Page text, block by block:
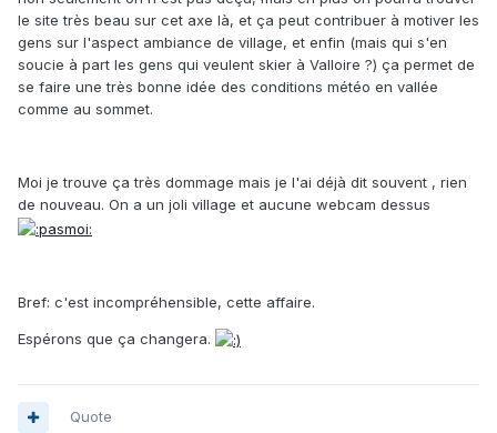
le site très beau sur cet axe là, et ça peut contribuer à motiver les
gens sur l'aspect ambiance de village, et enfin (mais qui s'en
soucie à part les gens qui veulent skier à Valloire ?) ça permet de
se faire une très bonne idée des conditions météo en vallée
comme au sommet.
Moi je trouve ça très dommage mais je l'ai déjà dit souvent , rien
de nouveau. On a un joli village et aucune webcam dessus
Bref: c'est incompréhensible, cette affaire.
Espérons que ça changera.
Quote